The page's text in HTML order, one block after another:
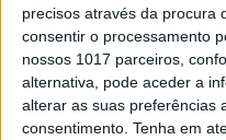
precisos através da procura
consentir o processamento
nossos 1017 parceiros,
alternativa, pode aceder a
alterar as suas preferências
consentimento. Tenha em